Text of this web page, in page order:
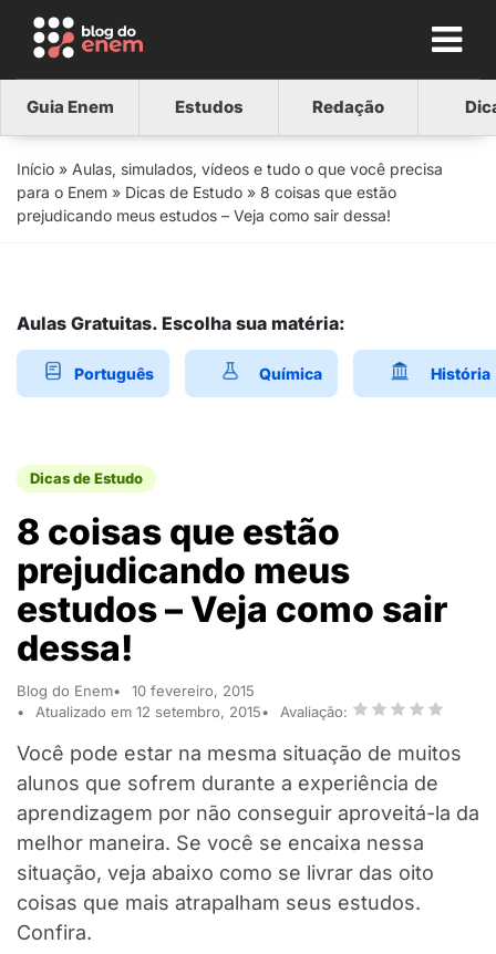
Guia Enem Estudos Redação
Início » Aulas, simulados, vídeos e tudo o que você precisa
para o Enem » Dicas de Estudo » 8 coisas que estão
prejudicando meus estudos – Veja como sair dessa!
Aulas Gratuitas. Escolha sua matéria:
Português Química História
Dicas de Estudo
8 coisas que estão
prejudicando meus
estudos – Veja como sair
dessa!
Blog do Enem
10 fevereiro, 2015
Atualizado em 12 setembro, 2015
Avaliação:
Você pode estar na mesma situação de muitos
alunos que sofrem durante a experiência de
aprendizagem por não conseguir aproveitá-la da
melhor maneira. Se você se encaixa nessa
situação, veja abaixo como se livrar das oito
coisas que mais atrapalham seus estudos.
Confira.